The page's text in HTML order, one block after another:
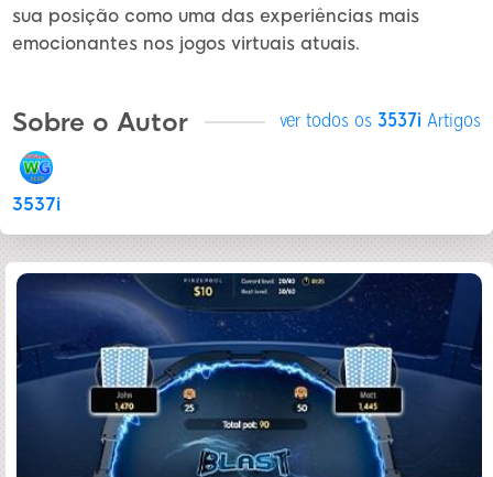
sua posição como uma das experiências mais
emocionantes nos jogos virtuais atuais.
Sobre o Autor ver todos os 3537i Artigos
3537i